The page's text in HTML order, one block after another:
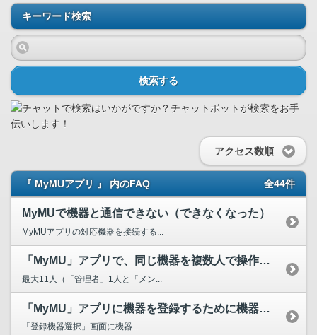
キーワード検索
検索する
アクセス数順
『 MyMUアプリ 』 内のFAQ 全44件
MyMUで機器と通信できない（できなくなった）
MyMUアプリの対応機器を接続する...
「MyMU」アプリで、同じ機器を複数人で操作できますか？ ...
最大11人（「管理者」1人と「メン...
「MyMU」アプリに機器を登録するために機器（または無線L...
「登録機器選択」画面に機器...